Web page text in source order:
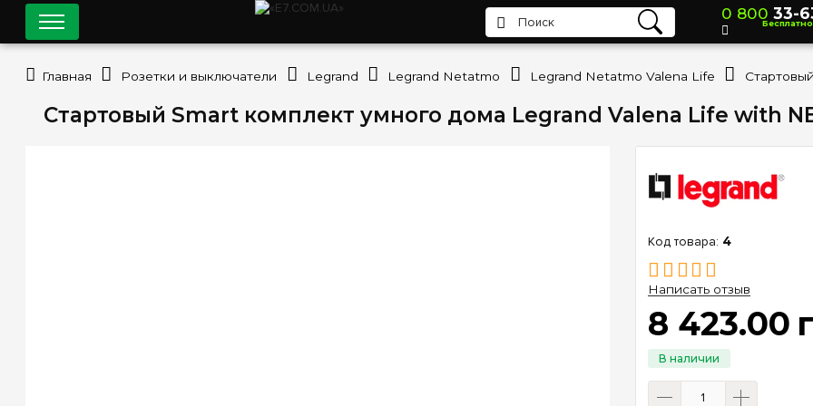
Стартовый Smart комплект умного дома Legrand Valena Life with
4
Написать отзыв
8 423.00
0 800 33-
Бесплатно
Главная Розетки и выключатели Legrand Legrand Netatmo Legrand Netatmo Valena Life